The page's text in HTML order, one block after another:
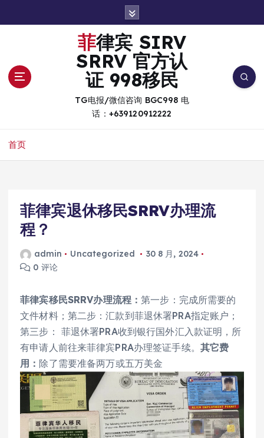
菲律宾 SIRV
SRRV 官方认
证 998移民
TG电报/微信咨询 BGC998 电
话：+639120912222
首页
菲律宾退休移民SRRV办理流
程？
admin Uncategorized
30 8 月, 2024
0 评论
菲律宾移民SRRV办理流程：第一步：完成所需要的
文件材料；第二步：汇款到菲退休署PRA指定账户；
第三步： 菲退休署PRA收到银行国外汇入款证明，所
有申请人前往来菲律宾PRA办理签证手续。 其它费
用： 除了需要准备两万或五万美金